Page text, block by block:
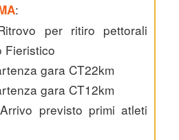
:
per ritiro pettorali
Fieristico
gara CT22km
gara CT12km
previsto primi atleti